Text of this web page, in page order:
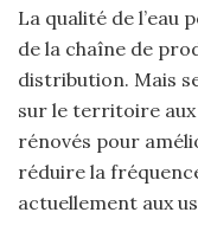
La qualité de l’eau
de la chaîne de
distribution. Mais
sur le territoire
rénovés pour
réduire la
actuellement aux